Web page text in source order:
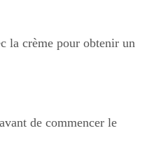
la crème pour obtenir un
de commencer le